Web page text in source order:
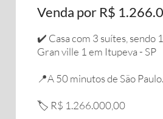
Venda por R$
✔️ Casa com 3 suítes, sendo
Gran ville 1 em Itupeva - SP
📍A 50 minutos de São Paulo.
🏷️ R$ 1.266.000,00